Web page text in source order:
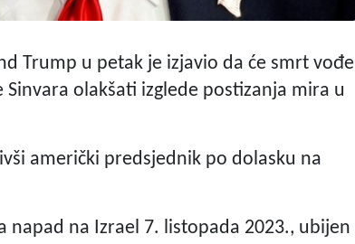
Trump u petak je izjavio da će smrt vođe
olakšati izglede postizanja mira u
američki predsjednik po dolasku na
napad na Izrael 7. listopada 2023., ubijen